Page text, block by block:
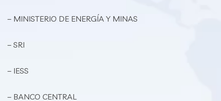
– MINISTERIO DE ENERGÍA Y MINAS
– SRI
– IESS
– BANCO CENTRAL